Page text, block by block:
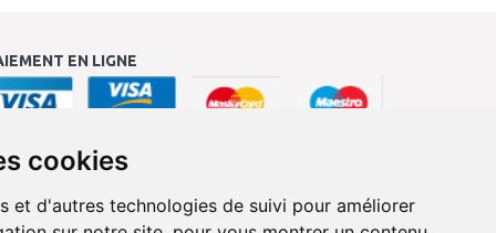
cookies
et d'autres technologies de suivi pour améliorer
EN LIGNE